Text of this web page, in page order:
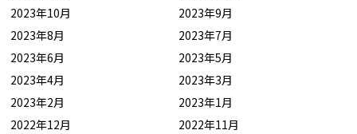
2023年10月
2023年9月
2023年8月
2023年7月
2023年6月
2023年5月
2023年4月
2023年3月
2023年2月
2023年1月
2022年12月
2022年11月